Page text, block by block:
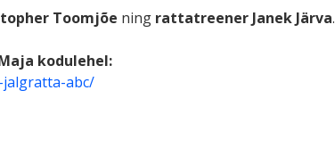
Toomjõe ning rattatreener Janek Järva.
kodulehel:
abc/